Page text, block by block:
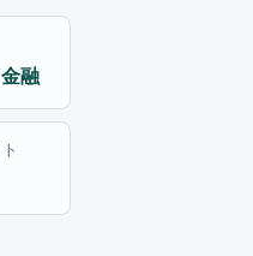
金融